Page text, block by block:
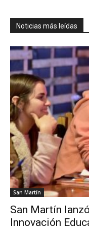
Noticias más leídas
San Martín
San Martín
Innovación